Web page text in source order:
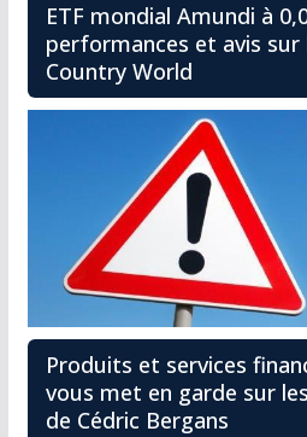
ETF mondial Amundi à
performances et avis sur
Country World
Produits et services
vous met en garde sur
de Cédric Bergans